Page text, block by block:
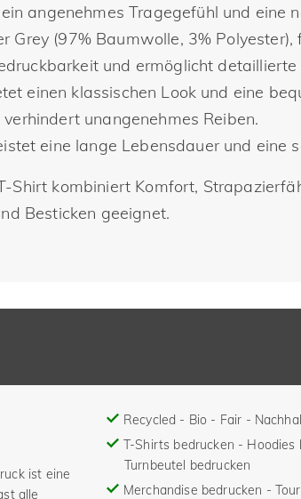
angenehmes Tragegefühl und eine
(97% Baumwolle, 3% Polyester),
und ermöglicht detaillierte
einen klassischen Look und eine
unangenehmes Reiben.
eine lange Lebensdauer und eine
kombiniert Komfort,
Besticken geeignet.
ist eine
alle
Recycled - Bio - Fair -
T-Shirts bedrucken - Hoodies
Turnbeutel bedrucken
Merchandise bedrucken -